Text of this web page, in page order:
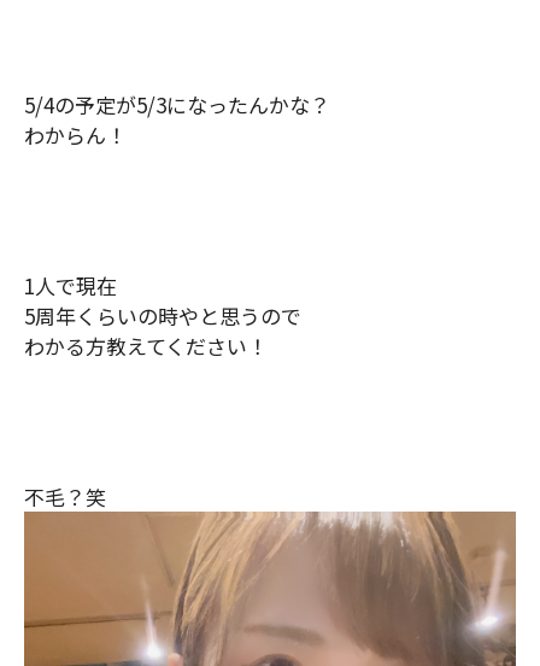
5/4の予定が5/3になったんかな？
わからん！
1人で現在
5周年くらいの時やと思うので
わかる方教えてください！
不毛？笑